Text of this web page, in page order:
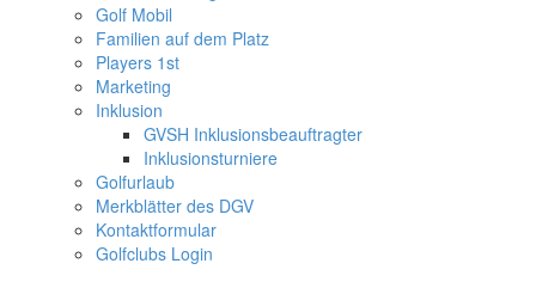
Golf Mobil
Familien auf dem Platz
Players 1st
Marketing
Inklusion
GVSH Inklusionsbeauftragter
Inklusionsturniere
Golfurlaub
Merkblätter des DGV
Kontaktformular
Golfclubs Login